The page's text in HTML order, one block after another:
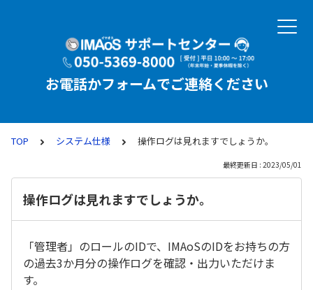
お電話かフォームでご連絡ください
TOP システム仕様 操作ログは見れますでしょうか。
最終更新日 : 2023/05/01
操作ログは見れますでしょうか。
「管理者」のロールのIDで、IMAoSのIDをお持ちの方
の過去3か月分の操作ログを確認・出力いただけま
す。